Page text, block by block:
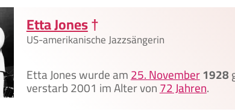
Etta Jones†
US-amerikanische Jazzsängerin
Etta Jones wurde am25. November1928
verstarb 2001 im Alter von72 Jahren.